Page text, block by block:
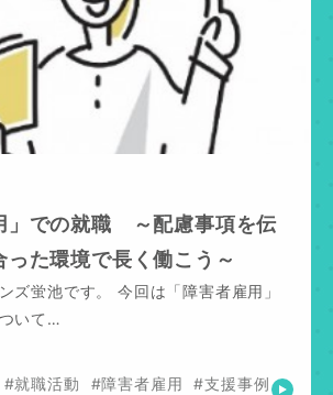
」での就職 ～配慮事項を伝
った環境で長く働こう～
ズ蛍池です。 今回は「障害者雇用」
いて…
#就職活動 #障害者雇用 #支援事例